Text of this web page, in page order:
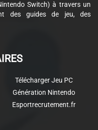
Switch) à travers un
des guides de jeu, des
Télécharger Jeu PC
Génération Nintendo
Esportrecrutement.fr